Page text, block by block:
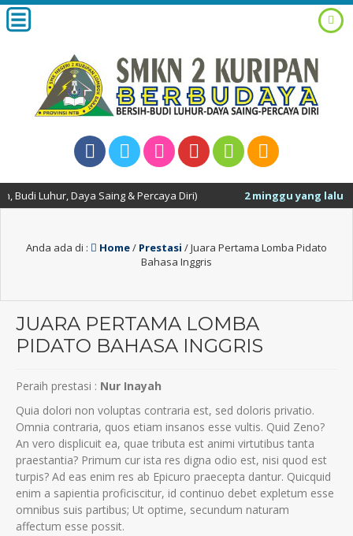
Luhur, Daya Saing & Percaya Diri) 2 minggu yang lalu/
Anda ada di : Home/ Prestasi /Juara Pertama Lomba Pidato
Bahasa Inggris
JUARA PERTAMA LOMBA
PIDATO BAHASA INGGRIS
Peraih prestasi : Nur Inayah
Quia dolori non voluptas contraria est, sed doloris privatio.
Omnia contraria, quos etiam insanos esse vultis. Quid Zeno?
An vero displicuit ea, quae tributa est animi virtutibus tanta
praestantia? Primum cur ista res digna odio est, nisi quod est
turpis? Ad eas enim res ab Epicuro praecepta dantur. Quicquid
enim a sapientia proficiscitur, id continuo debet expletum esse
omnibus suis partibus; Ut optime, secundum naturam
affectum esse possit.